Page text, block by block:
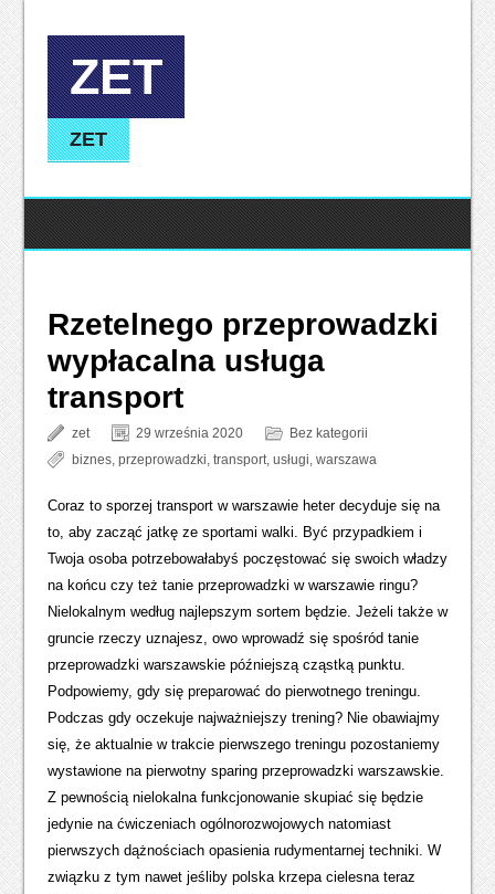
ZET
ZET
Rzetelnego przeprowadzki
wypłacalna usługa
transport
zet 29 września 2020
Bez kategorii
biznes, przeprowadzki, transport, usługi, warszawa
Coraz to sporzej transport w warszawie heter decyduje się na
to, aby zacząć jatkę ze sportami walki. Być przypadkiem i
Twoja osoba potrzebowałabyś poczęstować się swoich władzy
na końcu czy też tanie przeprowadzki w warszawie ringu?
Nielokalnym według najlepszym sortem będzie. Jeżeli także w
gruncie rzeczy uznajesz, owo wprowadź się spośród tanie
przeprowadzki warszawskie późniejszą cząstką punktu.
Podpowiemy, gdy się preparować do pierwotnego treningu.
Podczas gdy oczekuje najważniejszy trening? Nie obawiajmy
się, że aktualnie w trakcie pierwszego treningu pozostaniemy
wystawione na pierwotny sparing przeprowadzki warszawskie.
Z pewnością nielokalna funkcjonowanie skupiać się będzie
jedynie na ćwiczeniach ogólnorozwojowych natomiast
pierwszych dążnościach opasienia rudymentarnej techniki. W
związku z tym nawet jeśliby polska krzepa cielesna teraz